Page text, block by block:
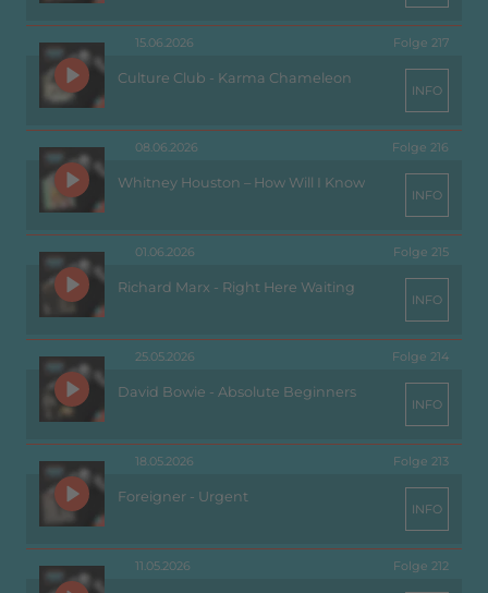
15.06.2026 Folge 217
Culture Club - Karma Chameleon
INFO
08.06.2026 Folge 216
Whitney Houston – How Will I Know
INFO
01.06.2026 Folge 215
Richard Marx - Right Here Waiting
INFO
25.05.2026 Folge 214
David Bowie - Absolute Beginners
INFO
18.05.2026 Folge 213
Foreigner - Urgent
INFO
11.05.2026 Folge 212